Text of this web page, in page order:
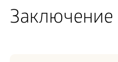
Заключение